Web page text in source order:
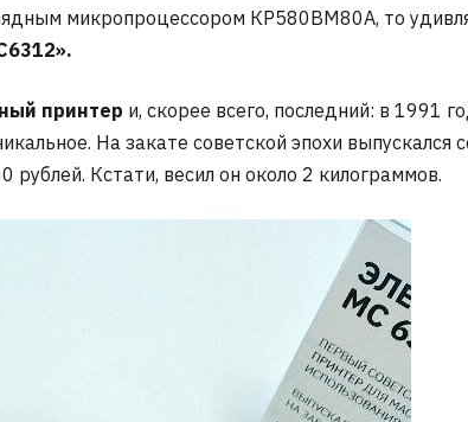
микропроцессором КР580ВМ80А, то
принтер и, скорее всего, последний: в 1991
На закате советской эпохи выпускался
рублей. Кстати, весил он около 2 килограммов.